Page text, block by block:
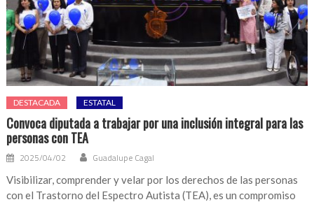
DESTACADA ESTATAL
Convoca diputada a trabajar por una inclusión integral para las
personas con TEA
2025/04/02 Guadalupe Cagal
Visibilizar, comprender y velar por los derechos de las personas
con el Trastorno del Espectro Autista (TEA), es un compromiso